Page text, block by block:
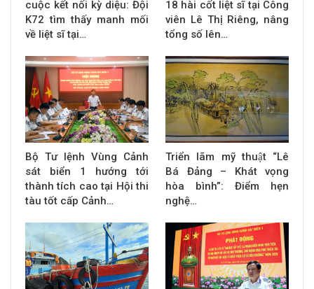
cuộc kết nối kỳ diệu: Đội
K72 tìm thấy manh mối
về liệt sĩ tại…
18 hài cốt liệt sĩ tại Công
viên Lê Thị Riêng, nâng
tổng số lên…
Bộ Tư lệnh Vùng Cảnh
sát biển 1 hướng tới
thành tích cao tại Hội thi
tàu tốt cấp Cảnh…
Triển lãm mỹ thuật “Lê
Bá Đảng – Khát vọng
hòa bình”: Điểm hẹn
nghệ…